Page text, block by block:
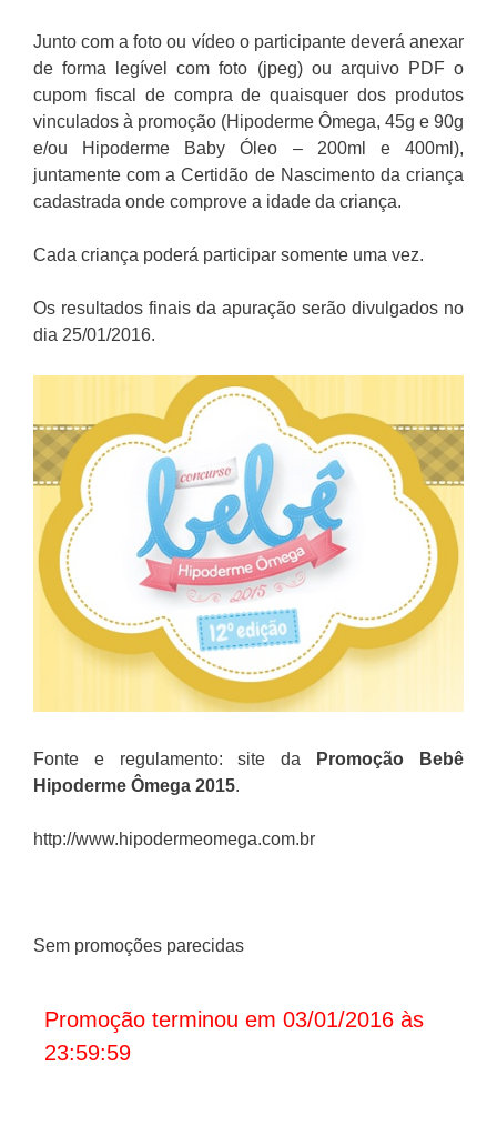
Junto com a foto ou vídeo o participante deverá anexar
de forma legível com foto (jpeg) ou arquivo PDF o
cupom fiscal de compra de quaisquer dos produtos
vinculados à promoção (Hipoderme Ômega, 45g e 90g
e/ou Hipoderme Baby Óleo – 200ml e 400ml),
juntamente com a Certidão de Nascimento da criança
cadastrada onde comprove a idade da criança.
Cada criança poderá participar somente uma vez.
Os resultados finais da apuração serão divulgados no
dia 25/01/2016.
Fonte e regulamento: site da
Promoção Bebê
Hipoderme Ômega 2015.
http://www.hipodermeomega.com.br
Sem promoções parecidas
Promoção terminou em 03/01/2016 às
23:59:59